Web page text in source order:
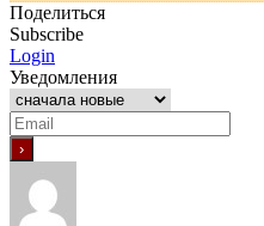
Поделиться
Subscribe
Login
Уведомления